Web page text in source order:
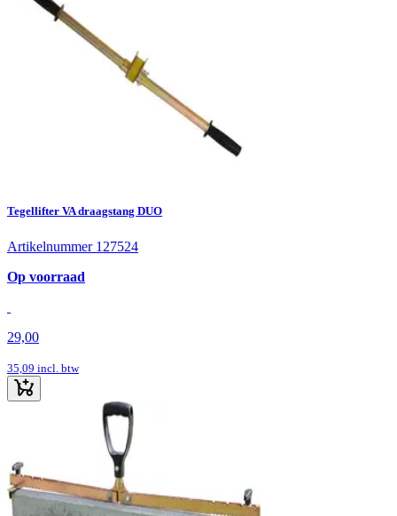
Tegellifter VA draagstang DUO
Artikelnummer 127524
Op voorraad
29,00
35,09 incl. btw